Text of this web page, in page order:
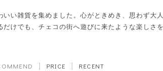
いい雑貨を集めました。心がときめき、思わず大
だけでも、チェコの街へ遊びに来たような楽しさ
PRICE RECENT